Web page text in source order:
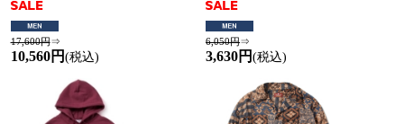
17,600円⇒
10,560円 (税込)
6,050円⇒
3,630円(税込)